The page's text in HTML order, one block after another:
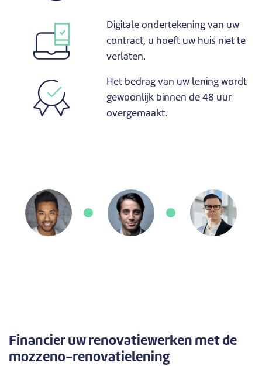
Digitale ondertekening van uw
contract, u hoeft uw huis niet te
verlaten.
Het bedrag van uw lening wordt
gewoonlijk binnen de 48 uur
overgemaakt.
Financier uw renovatiewerken met de
mozzeno-renovatielening